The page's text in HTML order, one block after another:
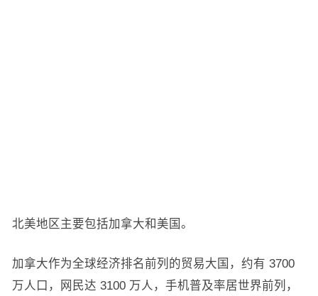
北美地区主要包括加拿大和美国。
加拿大作为全球经济排名前列的贸易大国，约有 3700
万人口，网民达 3100 万人，手机普及率居世界前列，